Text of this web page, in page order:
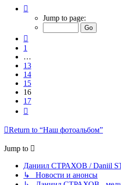
16
Jump to page:
1
…
13
14
15
16
17
Return to “Наш фотоальбом”
Jump to
Даниил СТРАХОВ / Daniil
↳ Новости и анонсы